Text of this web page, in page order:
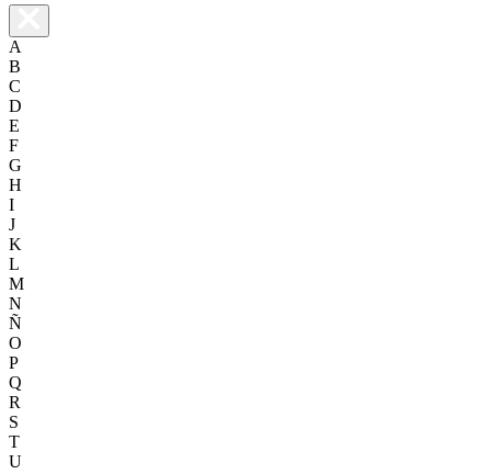
A
B
C
D
E
F
G
H
I
J
K
L
M
N
Ñ
O
P
Q
R
S
T
U